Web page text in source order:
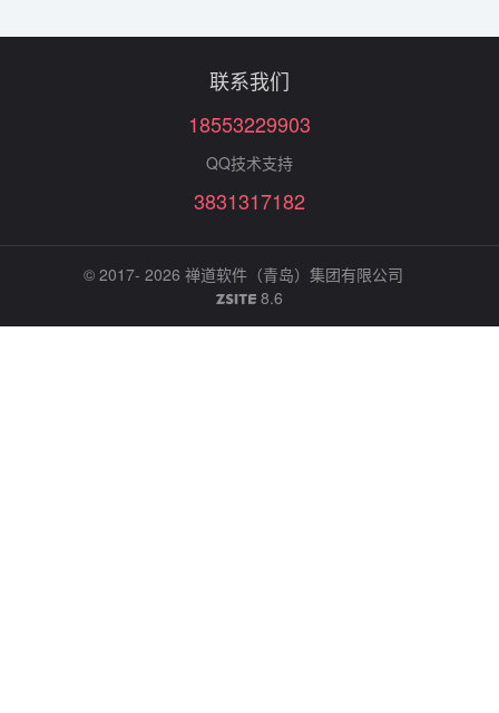
联系我们
18553229903
QQ技术支持
3831317182
© 2017- 2026 禅道软件（青岛）集团有限公司
ZSITE
8.6